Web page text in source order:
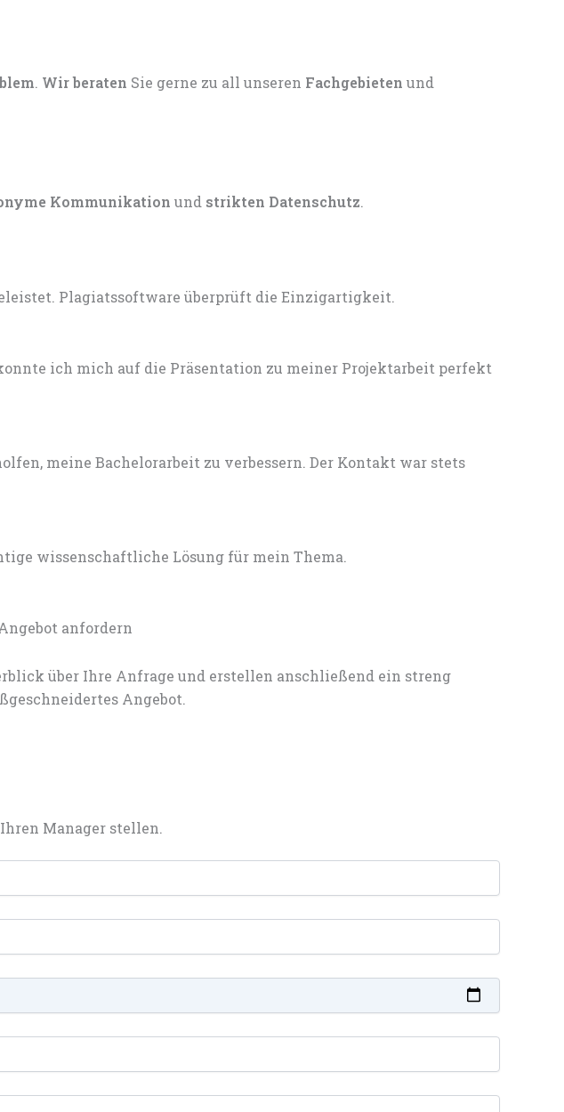
. Wir beraten Sie gerne zu all unseren Fachgebieten und
Kommunikation und strikten Datenschutz.
Plagiatssoftware überprüft die Einzigartigkeit.
ich mich auf die Präsentation zu meiner Projektarbeit perfekt
meine Bachelorarbeit zu verbessern. Der Kontakt war stets
wissenschaftliche Lösung für mein Thema.
anfordern
über Ihre Anfrage und erstellen anschließend ein streng
Angebot.
Manager stellen.